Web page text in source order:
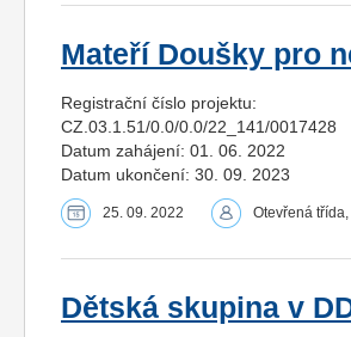
Mateří Doušky pro
Registrační číslo projektu:
CZ.03.1.51/0.0/0.0/22_141/0017428
Datum zahájení: 01. 06. 2022
Datum ukončení: 30. 09. 2023
25. 09. 2022 Otevřená třída,
Dětská skupina v